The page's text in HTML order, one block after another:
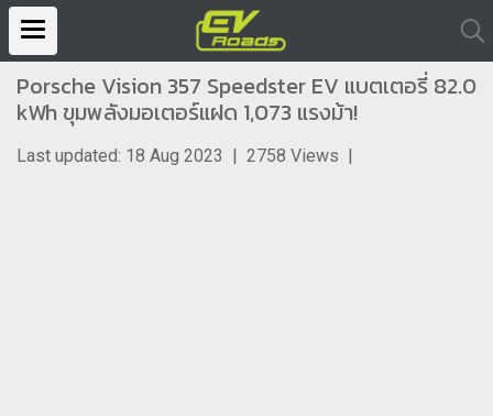
Porsche Vision 357 Speedster EV แบตเตอรี่ 82.0
kWh ขุมพลังมอเตอร์แฝด 1,073 แรงม้า!
Last updated: 18 Aug 2023 | 2758 Views |